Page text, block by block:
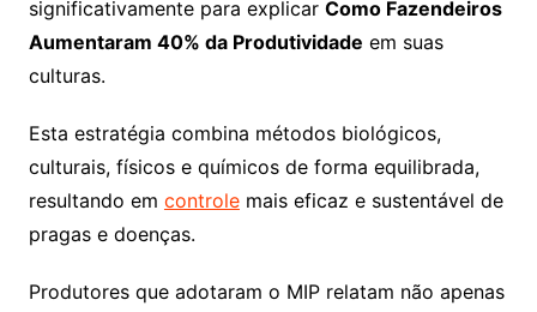
significativamente para explicar Como Fazendeiros
Aumentaram 40% da Produtividade em suas
culturas.
Esta estratégia combina métodos biológicos,
culturais, físicos e químicos de forma equilibrada,
resultando em controlemais eficaz e sustentável de
pragas e doenças.
Produtores que adotaram o MIP relatam não apenas